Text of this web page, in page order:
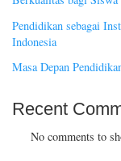
Pendidikan sebagai
Indonesia
Masa Depan
Recent
No comments to